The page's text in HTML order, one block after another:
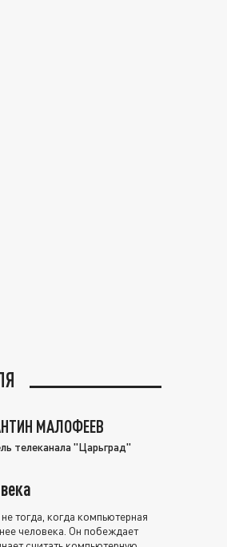
МАЛОФЕЕВ
телеканала "Царьград"
тогда, когда компьютерная
человека. Он побеждает